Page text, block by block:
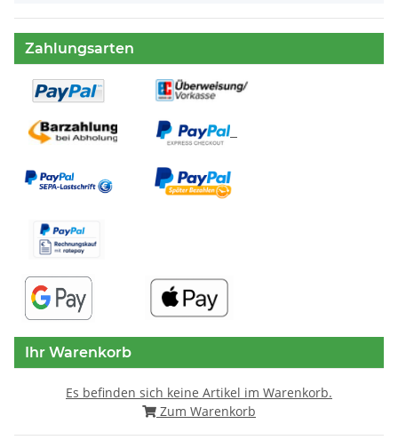
Zahlungsarten
Ihr Warenkorb
Es befinden sich keine Artikel im Warenkorb.
Zum Warenkorb